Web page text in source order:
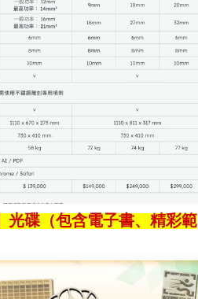
光碟（包含電子書、精彩範